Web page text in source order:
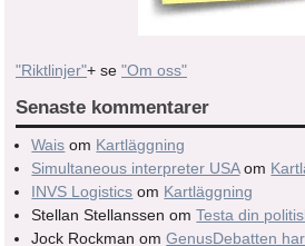
"Riktlinjer"+ se "Om oss"
Senaste kommentarer
Wais om Kartläggning
Simultaneous interpreter USAom
INVS Logistics om Kartläggning
Stellan Stellanssen omTesta din
Jock Rockman omGenusDebatten